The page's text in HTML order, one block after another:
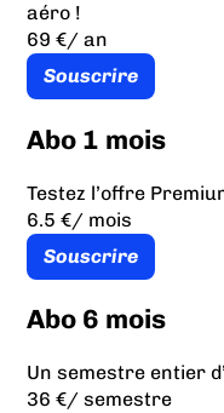
aéro !
69 €/ an
Souscrire
Abo 1 mois
Testez l’offre
6.5 €/ mois
Souscrire
Abo 6 mois
Un semestre entier
36 €/ semestre